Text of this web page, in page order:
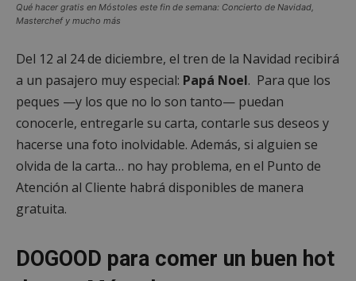
Qué hacer gratis en Móstoles este fin de semana: Concierto de Navidad,
Masterchef y mucho más
Del 12 al 24 de diciembre, el tren de la Navidad recibirá
a un pasajero muy especial: Papá Noel. Para que los
peques —y los que no lo son tanto— puedan
conocerle, entregarle su carta, contarle sus deseos y
hacerse una foto inolvidable. Además, si alguien se
olvida de la carta… no hay problema, en el Punto de
Atención al Cliente habrá disponibles de manera
gratuita.
DOGOOD para comer un buen hot
cf_clearance
Cloudflare, Inc.